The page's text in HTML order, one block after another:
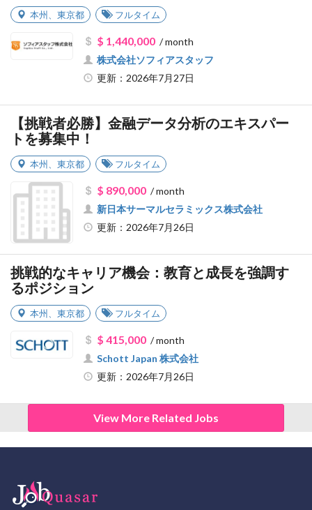
本州 東京都 フルタイム
$ 1,440,000/ month
株式会社ソフィアスタッフ
更新：2026年7月27日
【挑戦者必勝】金融データ分析のエキスパー
トを募集中！
本州 東京都 フルタイム
$ 890,000/ month
新日本サーマルセラミックス株式会社
更新：2026年7月26日
挑戦的なキャリア機会：教育と成長を強調す
るポジション
本州 東京都 フルタイム
$ 415,000/ month
Schott Japan 株式会社
更新：2026年7月26日
View More Related Jobs